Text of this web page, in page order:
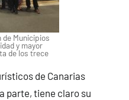
de Municipios
y mayor
de los trece
de Canarias
parte, tiene claro su